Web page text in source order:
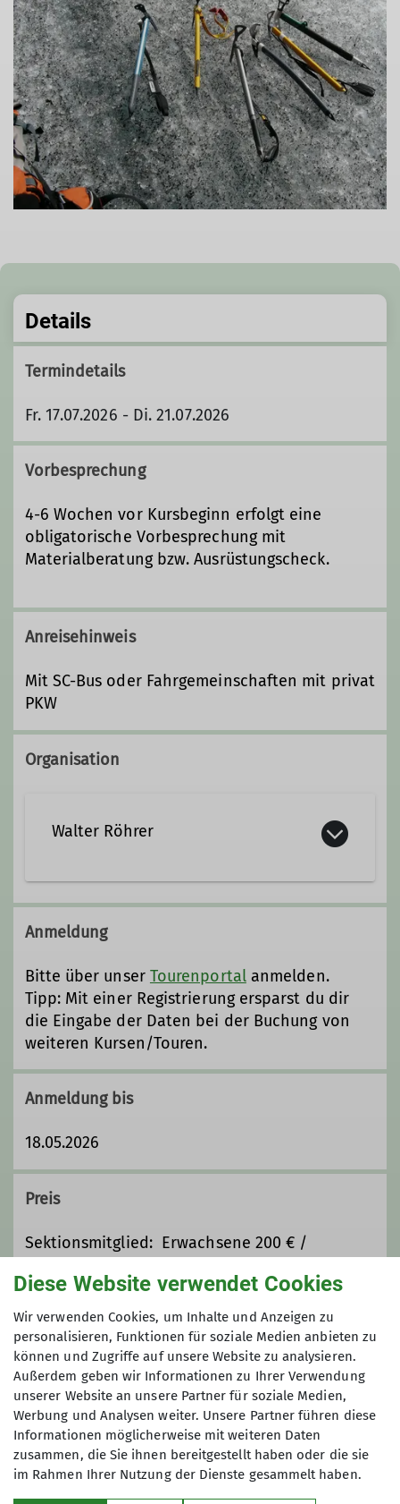
Details
Termindetails
Fr. 17.07.2026 - Di. 21.07.2026
Vorbesprechung
4-6 Wochen vor Kursbeginn erfolgt eine
obligatorische Vorbesprechung mit
Materialberatung bzw. Ausrüstungscheck.
Anreisehinweis
Mit SC-Bus oder Fahrgemeinschaften mit privat
PKW
Organisation
Walter Röhrer
walter.roehrer@alpenverein-
miesbach.de
Qualifikationen
Trainer*in C Bergsteigen
Ämter
1. Vorsitzender
Anmeldung
Bitte über unser Tourenportalanmelden.
Tipp: Mit einer Registrierung ersparst du dir
die Eingabe der Daten bei der Buchung von
weiteren Kursen/Touren.
Anmeldung bis
18.05.2026
Preis
Sektionsmitglied: Erwachsene 200 € /
Sektionsfremd: Erwachsene 300 € /
Jugendliche 200 €
Maximale Teilnehmeranzahl
6
Diese Website verwendet Cookies
Wir verwenden Cookies, um Inhalte und Anzeigen zu
personalisieren, Funktionen für soziale Medien anbieten zu
können und Zugriffe auf unsere Website zu analysieren.
Außerdem geben wir Informationen zu Ihrer Verwendung
unserer Website an unsere Partner für soziale Medien,
Werbung und Analysen weiter. Unsere Partner führen diese
Informationen möglicherweise mit weiteren Daten
zusammen, die Sie ihnen bereitgestellt haben oder die sie
im Rahmen Ihrer Nutzung der Dienste gesammelt haben.